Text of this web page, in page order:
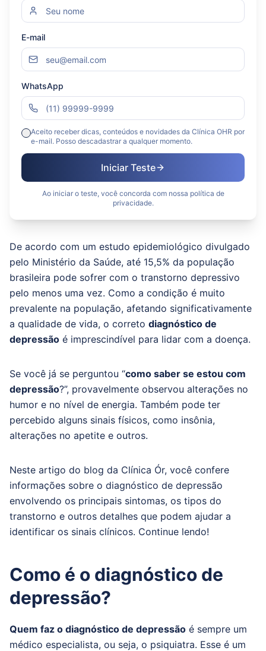
E-mail
WhatsApp
Aceito receber dicas, conteúdos e novidades da Clínica OHR por
e-mail. Posso descadastrar a qualquer momento.
Iniciar Teste
Ao iniciar o teste, você concorda com nossa política de
privacidade.
De acordo com um estudo epidemiológico divulgado
pelo Ministério da Saúde, até 15,5% da população
brasileira pode sofrer com o transtorno depressivo
pelo menos uma vez. Como a condição é muito
prevalente na população, afetando significativamente
a qualidade de vida, o correto diagnóstico de
depressão é imprescindível para lidar com a doença.
Se você já se perguntou “como saber se estou com
depressão?”, provavelmente observou alterações no
humor e no nível de energia. Também pode ter
percebido alguns sinais físicos, como insônia,
alterações no apetite e outros.
Neste artigo do blog da Clínica Ór, você confere
informações sobre o diagnóstico de depressão
envolvendo os principais sintomas, os tipos do
transtorno e outros detalhes que podem ajudar a
identificar os sinais clínicos. Continue lendo!
Como é o diagnóstico de
depressão?
Quem faz o diagnóstico de depressão é sempre um
médico especialista, ou seja, o psiquiatra. Esse é um